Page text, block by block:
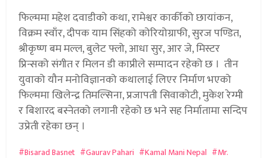
फिल्ममा महेश दवाडीको कथा, रामेश्वर कार्कीको छायांकन,
विक्रम स्वाँर, दीपक याम सिंहको कोरियोग्राफी, सुरज पण्डित,
श्रीकृष्ण बम मल्ल, बुलेट फ्लो, आधा सुर, आर जे, मिस्टर
प्रिन्सको संगीत र मिलन डी काप्रीले सम्पादन रहेको छ । तीन
युवाको यौन मनोविज्ञानको कथालाई लिएर निर्माण भएको
फिल्ममा खिलेन्द्र तिमल्सिना, प्रजापती सिवाकोटी, मुकेश रेग्मी
र बिशारद बस्नेतको लगानी रहेको छ भने सह निर्मातामा सन्दिप
उप्रेती रहेका छन् ।
Bisarad Basnet Gaurav Pahari Kamal Mani Nepal
Mr.